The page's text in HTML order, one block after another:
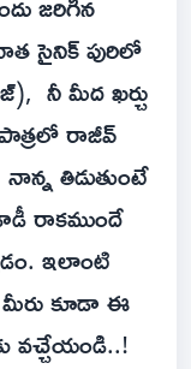
సైనిక్ పురిలో
నీ మీద ఖర్చు
పాత్రలో రాజీవ్‌
తిడుతుంటే
రాకముందే
ఇలాంటి
కూడా ఈ
వచ్చేయండి..!